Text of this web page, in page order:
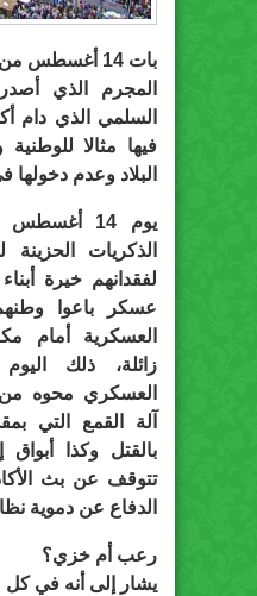
بات 14
المجرم الذي
فيها مثالا
البلاد وعدم دخولها
يوم 14
الذكريات الحزينة
لفقدانهم خيرة
عسكر باعوا
العسكرية أمام
زائلة، ذلك
العسكري محوه من
آلة القمع التي
بالقتل وكذا أبواق
تتوقف عن بث
الدفاع عن دموية
رعب أم خزي؟
يشار إلى أنه في كل